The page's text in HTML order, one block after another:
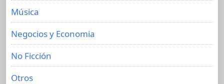
Música
Negocios y Economia
No Ficción
Otros